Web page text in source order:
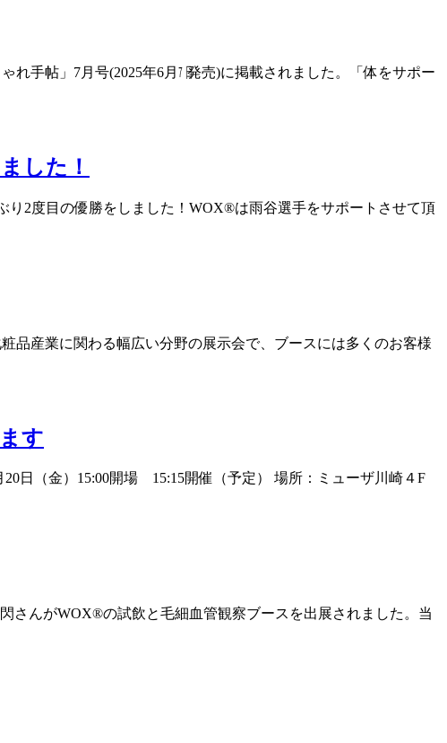
手帖」7月号(2025年6月㏦発売)に掲載されました。「体をサポー
した！
り2度目の優勝をしました！WOX®は雨谷選手をサポートさせて頂
品産業に関わる幅広い分野の展示会で、ブースには多くのお客様
す
日（金）15:00開場 15:15開催（予定） 場所：ミューザ川崎４F
さんがWOX®の試飲と毛細血管観察ブースを出展されました。当